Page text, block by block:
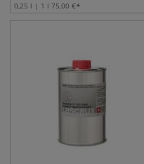
0,25 l | 1 l 75,00 €